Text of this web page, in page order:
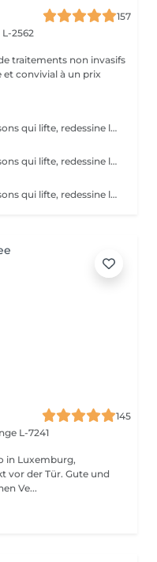
157
2562
traitements non invasifs
convivial à un prix
Le HIFU est une technologie d'ultrasons qui lifte, redessine les contours du visage et raffermit la peau en ciblant les couches profondes pour un effet anti-âge. La LUMINOTHÉRAPIE du visage consiste à exposer la peau à des lumières LED afin de stimuler le renouvellement cellulaire et améliorer l'éclat du teint.
Le HIFU est une technologie d'ultrasons qui lifte, redessine les contours du visage et raffermit la peau en ciblant les couches profondes pour un effet anti-âge.
Le HIFU est une technologie d'ultrasons qui lifte, redessine les contours du visage et raffermit la peau en ciblant les couches profondes pour un effet anti-âge. La LUMINOTHÉRAPIE du cou consiste à exposer la peau à des lumières LED afin de stimuler le renouvellement cellulaire et améliorer la texture de la peau.
145
L-7241
in Luxemburg,
Ve...